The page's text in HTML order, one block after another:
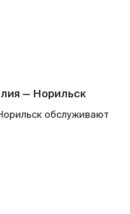
— Норильск
обслуживают